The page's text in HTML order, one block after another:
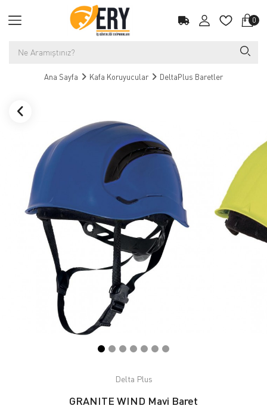
0
Ana Sayfa Kafa Koruyucular DeltaPlus Baretler
Delta Plus
GRANITE WIND Mavi Baret